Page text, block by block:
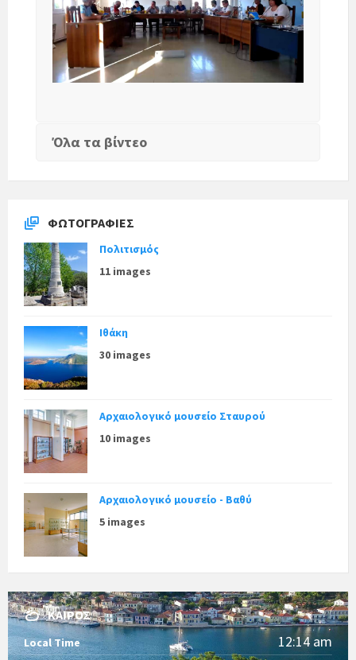
07-2022 Live
Όλα τα βίντεο
ΦΩΤΟΓΡΑΦΊΕΣ
Πολιτισμός
11 images
Ιθάκη
30 images
Αρχαιολογικό μουσείο Σταυρού
10 images
Αρχαιολογικό μουσείο - Βαθύ
5 images
ΚΑΙΡΌΣ
Local Time
12:14 am